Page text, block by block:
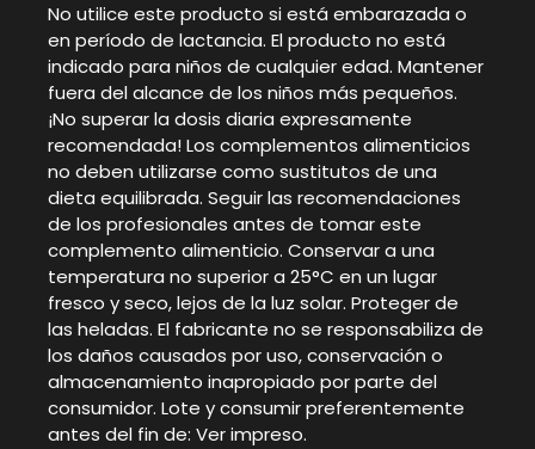
No utilice este producto si está embarazada o
en período de lactancia. El producto no está
indicado para niños de cualquier edad. Mantener
fuera del alcance de los niños más pequeños.
¡No superar la dosis diaria expresamente
recomendada! Los complementos alimenticios
no deben utilizarse como sustitutos de una
dieta equilibrada. Seguir las recomendaciones
de los profesionales antes de tomar este
complemento alimenticio. Conservar a una
temperatura no superior a 25°C en un lugar
fresco y seco, lejos de la luz solar. Proteger de
las heladas. El fabricante no se responsabiliza de
los daños causados por uso, conservación o
almacenamiento inapropiado por parte del
consumidor. Lote y consumir preferentemente
antes del fin de: Ver impreso.